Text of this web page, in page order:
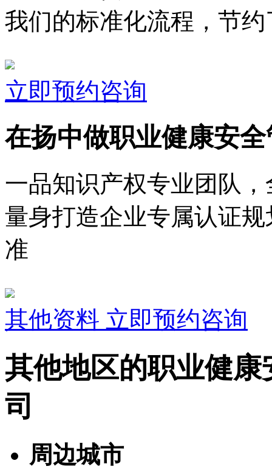
我们的标准化流程，节
立即预约咨询
在扬中做职业健康安
一品知识产权专业团队
量身打造企业专属认证
准
其他资料 立即预约咨询
其他地区的职业健
司
周边城市